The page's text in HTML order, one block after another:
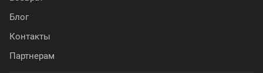
Блог
Контакты
Партнерам